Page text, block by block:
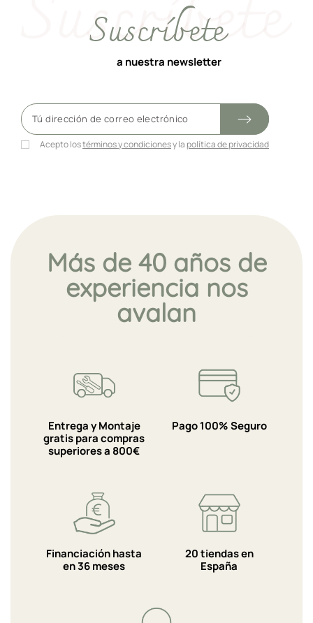
Suscríbete
a nuestra newsletter
Acepto lostérminos y condicionesy la política de privacidad
Más de 40 años de
experiencia nos
avalan
Entrega y Montaje
gratis para compras
superiores a 800€
Pago 100% Seguro
Financiación hasta
en 36 meses
20 tiendas en
España